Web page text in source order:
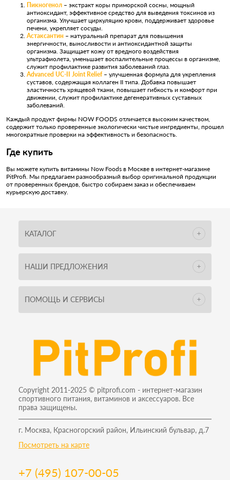
Пикногенол – экстракт коры приморской сосны, мощный
антиоксидант, эффективное средство для выведения токсинов из
организма. Улучшает циркуляцию крови, поддерживает здоровье
печени, укрепляет сосуды.
Астаксантин – натуральный препарат для повышения
энергичности, выносливости и антиоксидантной защиты
организма. Защищает кожу от вредного воздействия
ультрафиолета, уменьшает воспалительные процессы в организме,
служит профилактике развития заболеваний глаз.
Advanced UC-II Joint Relief– улучшенная формула для укрепления
суставов, содержащая коллаген II типа. Добавка повышает
эластичность хрящевой ткани, повышает гибкость и комфорт при
движении, служит профилактике дегенеративных суставных
заболеваний.
Каждый продукт фирмы NOW FOODS отличается высоким качеством,
содержит только проверенные экологически чистые ингредиенты, прошел
многократные проверки на эффективность и безопасность.
Где купить
Вы можете купить витамины Now Foods в Москве в интернет-магазине
PitProfi. Мы предлагаем разнообразный выбор оригинальной продукции
от проверенных брендов, быстро собираем заказ и обеспечиваем
курьерскую доставку.
КАТАЛОГ
НАШИ ПРЕДЛОЖЕНИЯ
ПОМОЩЬ И СЕРВИСЫ
Copyright 2011-2025 © pitprofi.com - интернет-магазин
спортивного питания, витаминов и аксессуаров. Все
права защищены.
г. Москва, Красногорский район, Ильинский бульвар, д.7
Посмотреть на карте
+7 (495) 107-00-05